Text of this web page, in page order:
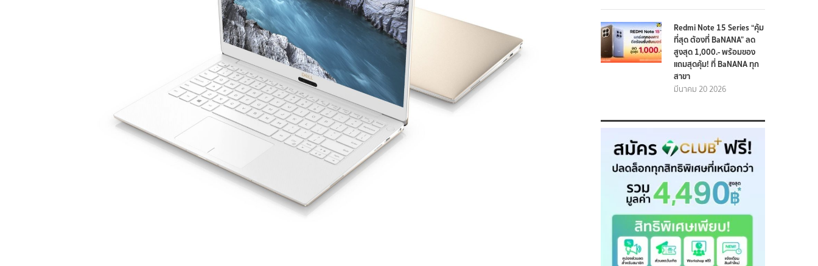
Redmi Note 15 Series “คุ้ม
ที่สุด ต้องที่ BaNANA” ลด
สูงสุด 1,000.- พร้อมของ
แถมสุดคุ้ม! ที่ BaNANA ทุก
สาขา
มีนาคม 20 2026